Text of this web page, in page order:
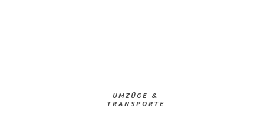
UMZÜGE &
TRANSPORTE